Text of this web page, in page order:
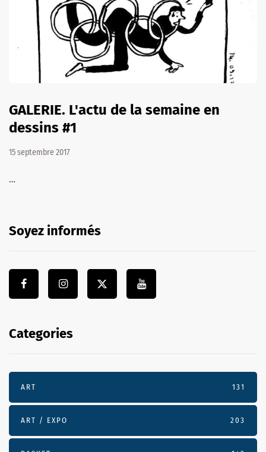
GALERIE. L'actu de la semaine en
dessins #1
15 septembre 2017
…
Soyez informés
Categories
ART 131
ART / EXPO 203